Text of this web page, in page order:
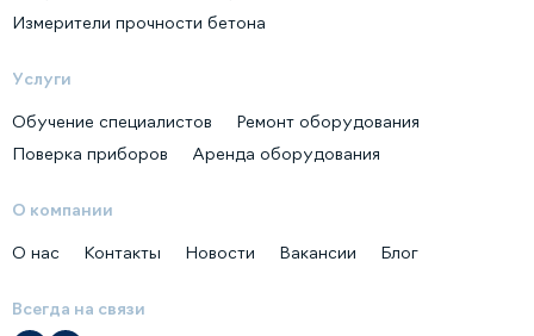
Измерители прочности бетона
Услуги
Обучение специалистов
Ремонт оборудования
Поверка приборов
Аренда оборудования
О компании
О нас Контакты Новости Вакансии Блог
Всегда на связи